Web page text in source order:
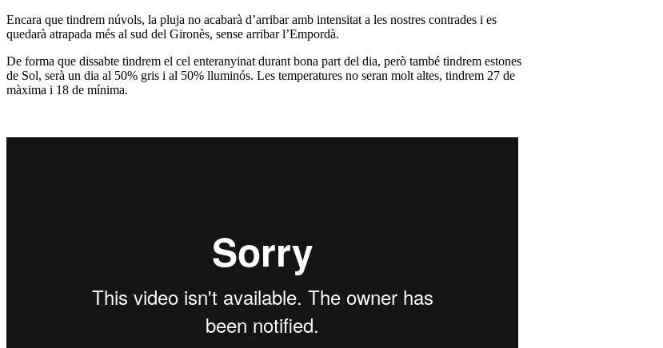
Encara que tindrem núvols, la pluja no acabarà d’arribar amb intensitat a les nostres contrades i es
quedarà atrapada més al sud del Gironès, sense arribar l’Empordà.
De forma que dissabte tindrem el cel enteranyinat durant bona part del dia, però també tindrem estones
de Sol, serà un dia al 50% gris i al 50% lluminós. Les temperatures no seran molt altes, tindrem 27 de
màxima i 18 de mínima.